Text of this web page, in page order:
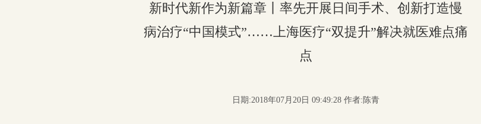
新时代新作为新篇章丨率先开展日间手术、创新打造慢
病治疗“中国模式”……上海医疗“双提升”解决就医难点痛
点
日期:2018年07月20日 09:49:28 作者:陈青